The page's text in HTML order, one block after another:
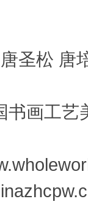
圣松 唐
书画工